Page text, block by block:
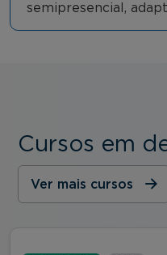
semipresencial,
Cursos em
Ver mais cursos